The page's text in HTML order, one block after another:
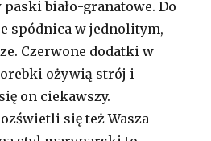
biało-granatowe. Do
spódnica w jednolitym,
Czerwone dodatki w
ożywią strój i
on ciekawszy.
się też Wasza